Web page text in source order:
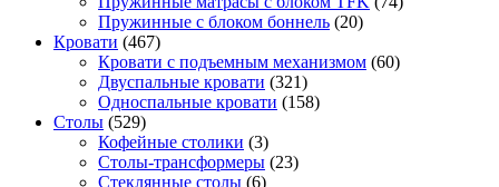
Пружинные с блоком боннель (20)
Кровати (467)
Кровати с подъемным механизмом (60)
Двуспальные кровати (321)
Односпальные кровати (158)
Столы (529)
Кофейные столики (3)
Столы-трансформеры (23)
Стеклянные столы (6)